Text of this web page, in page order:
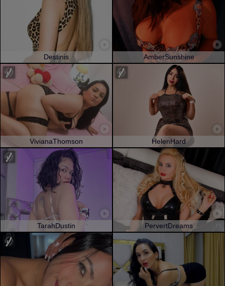
Destinis AmberSunshine
VivianaThomson HelenHard
TarahDustin PervertDreams